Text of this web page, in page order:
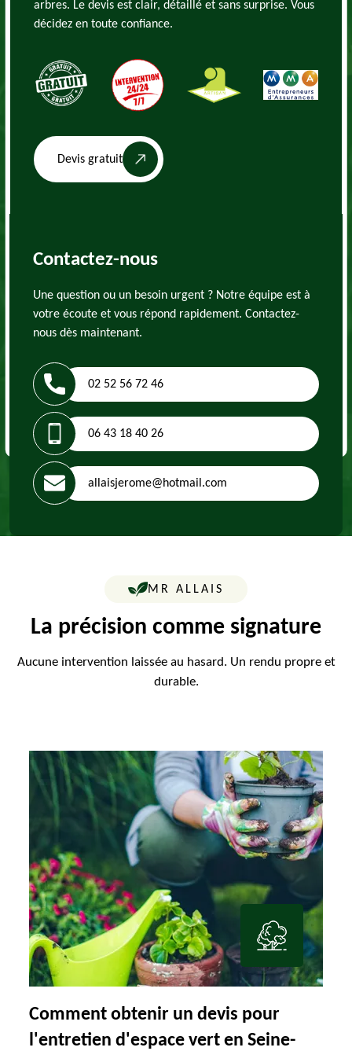
arbres. Le devis est clair, détaillé et sans surprise. Vous
décidez en toute confiance.
Devis gratuit
Contactez-nous
Une question ou un besoin urgent ? Notre équipe est à
votre écoute et vous répond rapidement. Contactez-
nous dès maintenant.
02 52 56 72 46
06 43 18 40 26
allaisjerome@hotmail.com
MR ALLAIS
La précision comme signature
Aucune intervention laissée au hasard. Un rendu propre et
durable.
Comment obtenir un devis pour
l'entretien d'espace vert en Seine-